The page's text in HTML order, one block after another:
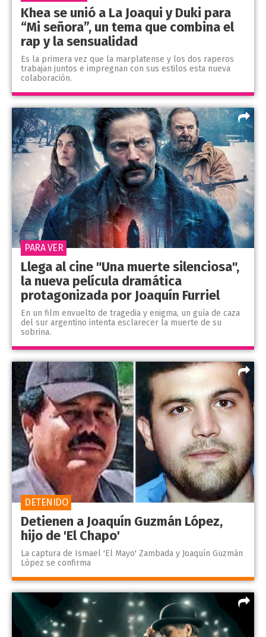
Khea se unió a La Joaqui y Duki para
“Mi señora”, un tema que combina el
rap y la sensualidad
Es la primera vez que la marplatense y los dos raperos
trabajan juntos e impregnan con sus estilos esta nueva
colaboración.
Llega al cine "Una muerte silenciosa",
la nueva película dramática
protagonizada por Joaquín Furriel
En un film envuelto de tragedia y enigma, un guía de caza
del sur argentino intenta esclarecer la muerte de su
sobrina.
PARA VER
Detienen a Joaquín Guzmán López,
hijo de 'El Chapo'
La captura de Ismael 'El Mayo' Zambada y Joaquín Guzmán
López se confirma
DETENIDO